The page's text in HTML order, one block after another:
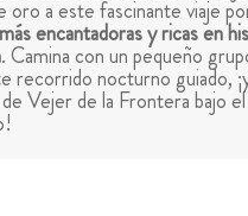
oro a este fascinante viaje
encantadoras y ricas en
. Camina con un pequeño
recorrido nocturno guiado,
Vejer de la Frontera bajo